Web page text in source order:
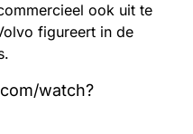
ook uit te
figureert in de
watch?